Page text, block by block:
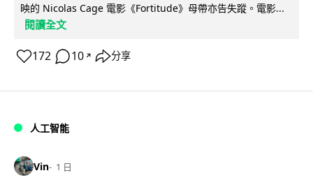
映的 Nicolas Cage 電影《Fortitude》母帶亦告失蹤。電影...
閱讀全文
172 10 ↗ 分享
人工智能
Vin 1 日